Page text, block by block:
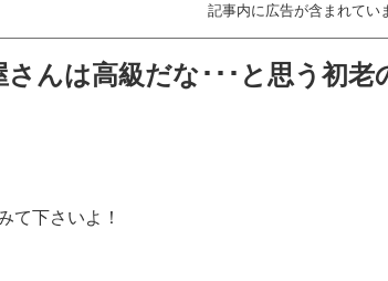
記事内に広告が含まれてい
んは高級だな･･･と思う初老
て下さいよ！